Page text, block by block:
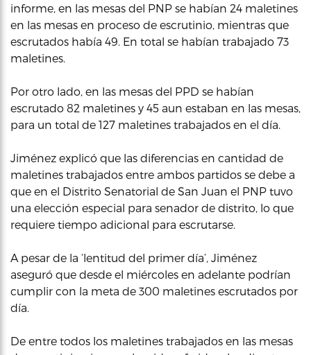
informe, en las mesas del PNP se habían 24 maletines
en las mesas en proceso de escrutinio, mientras que
escrutados había 49. En total se habían trabajado 73
maletines.
Por otro lado, en las mesas del PPD se habían
escrutado 82 maletines y 45 aun estaban en las mesas,
para un total de 127 maletines trabajados en el día.
Jiménez explicó que las diferencias en cantidad de
maletines trabajados entre ambos partidos se debe a
que en el Distrito Senatorial de San Juan el PNP tuvo
una elección especial para senador de distrito, lo que
requiere tiempo adicional para escrutarse.
A pesar de la ‘lentitud del primer día’, Jiménez
aseguró que desde el miércoles en adelante podrían
cumplir con la meta de 300 maletines escrutados por
día.
De entre todos los maletines trabajados en las mesas